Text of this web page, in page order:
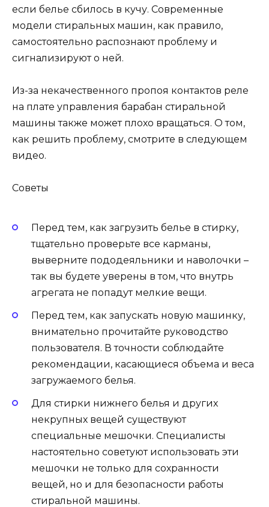
если белье сбилось в кучу. Современные
модели стиральных машин, как правило,
самостоятельно распознают проблему и
сигнализируют о ней.
Из-за некачественного пропоя контактов реле
на плате управления барабан стиральной
машины также может плохо вращаться. О том,
как решить проблему, смотрите в следующем
видео.
Советы
Перед тем, как загрузить белье в стирку,
тщательно проверьте все карманы,
выверните пододеяльники и наволочки –
так вы будете уверены в том, что внутрь
агрегата не попадут мелкие вещи.
Перед тем, как запускать новую машинку,
внимательно прочитайте руководство
пользователя. В точности соблюдайте
рекомендации, касающиеся объема и веса
загружаемого белья.
Для стирки нижнего белья и других
некрупных вещей существуют
специальные мешочки. Специалисты
настоятельно советуют использовать эти
мешочки не только для сохранности
вещей, но и для безопасности работы
стиральной машины.